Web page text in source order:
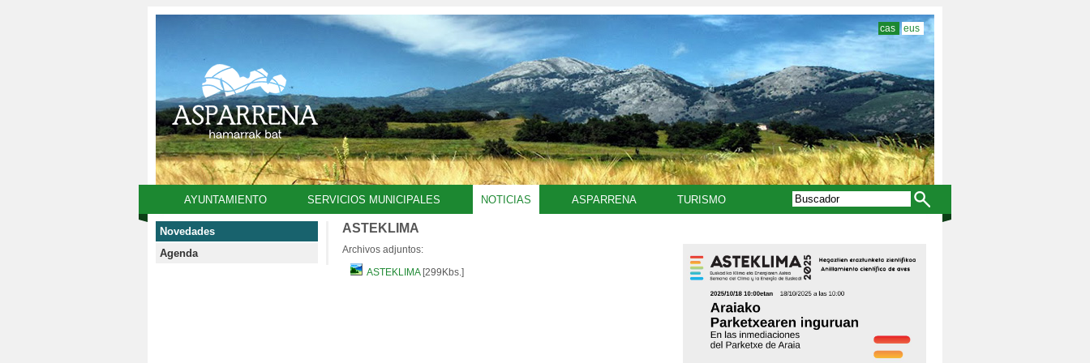
AYUNTAMIENTO SERVICIOS MUNICIPALES NOTICIAS ASPARRENA TURISMO
cas eus
Novedades
Agenda
ASTEKLIMA
Archivos adjuntos:
ASTEKLIMA [299Kbs.]